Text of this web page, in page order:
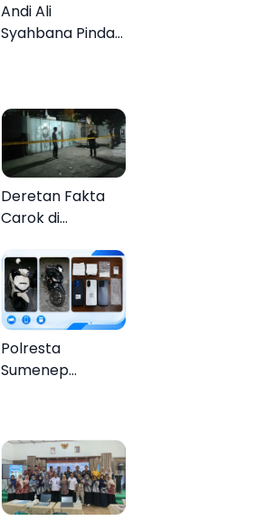
Lebih Jelas
Andi Ali
Syahbana Pindah
Deretan Fakta
Carok di
60 Tahun Duel
Melawan 2 Pria
Polresta
Sumenep
Pengedar
Ditangkap